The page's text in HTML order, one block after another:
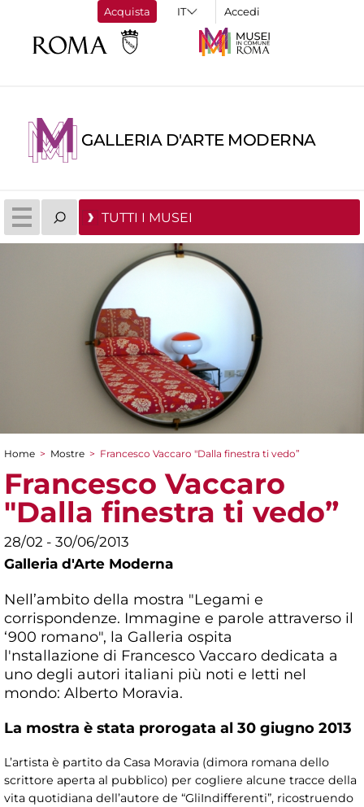
Acquista Accedi
GALLERIA D'ARTE MODERNA
TUTTI I MUSEI
Tu sei qui
Home > Mostre > Francesco Vaccaro "Dalla finestra ti vedo”
Francesco Vaccaro
"Dalla finestra ti vedo”
28/02 - 30/06/2013
Galleria d'Arte Moderna
Nell’ambito della mostra "Legami e
corrispondenze. Immagine e parole attraverso il
‘900 romano", la Galleria ospita
l'nstallazione di Francesco Vaccaro dedicata a
uno degli autori italiani più noti e letti nel
mondo: Alberto Moravia.
La mostra è stata prorogata al 30 giugno 2013
L’artista è partito da Casa Moravia (dimora romana dello
scrittore aperta al pubblico) per cogliere alcune tracce della
vita quotidiana dell’autore de “GliIndifferenti”, ricostruendo